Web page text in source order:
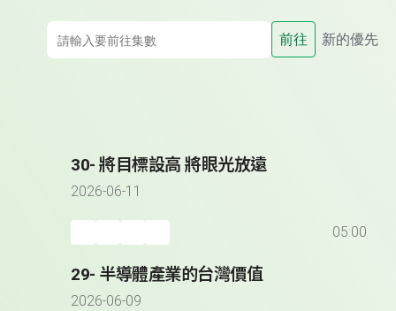
前往 新的優先
30- 將目標設高 將眼光放遠
2026-06-11
05:00
29- 半導體產業的台灣價值
2026-06-09